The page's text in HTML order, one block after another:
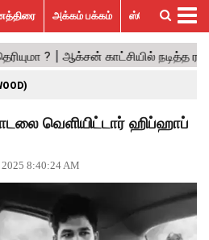
அக்கம் பக்கம் ஸ்பெஷல் ஸ்டோரீஸ்
வெளியிட்டார் ஹிப்ஹாப்
2025 8:40:24 AM